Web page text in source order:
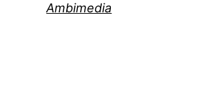
Ambimedia